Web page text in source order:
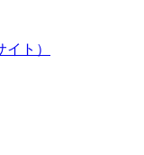
ト）